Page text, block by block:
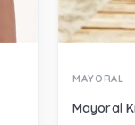
MAYORAL
Mayoral